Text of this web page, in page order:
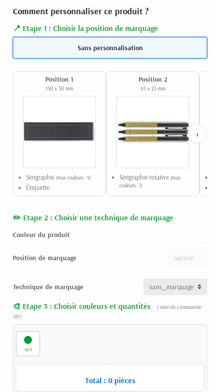
Comment personnaliser ce produit ?
Etape 1 : Choisir la position de marquage
Sans personnalisation
Position 1
150 x 30 mm
Sérigraphie (max couleurs : 4)
Étiquette
Position 2
45 x 23 mm
Sérigraphie rotative (max
couleurs : 1)
›
Etape 2 : Choisir une technique de marquage
Couleur du produit
Position de marquage
Technique de marquage
Etape 3 : Choisir couleurs et quantités
( mini de commande:
50 )
Vert
Total : 0pièces